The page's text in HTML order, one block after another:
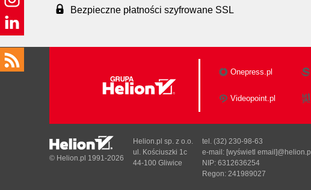
Bezpieczne płatności szyfrowane SSL
Onepress.pl
Videopoint.pl
© Helion.pl 1991-2026
Helion.pl sp. z o.o.
ul. Kościuszki 1c
44-100 Gliwice
tel. (32) 230-98-63
e-mail: [wyświetl email]@helion.pl
NIP: 6312636254
Regon: 241989027